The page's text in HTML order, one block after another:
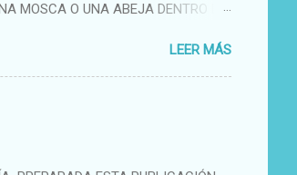
MOSCA O UNA ABEJA DENTRO DE
NO ME GUSTA VER A TANTAS Y
QUE NO TIENE INICIATIVA DE
TOMA VACACIONES. NO ME
LEER MÁS